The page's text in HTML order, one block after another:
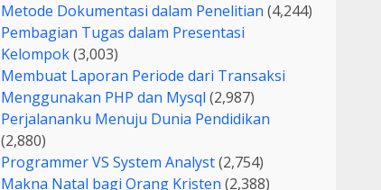
Metode Dokumentasi dalam Penelitian (4,244)
Pembagian Tugas dalam Presentasi
Kelompok(3,003)
Membuat Laporan Periode dari Transaksi
Menggunakan PHP dan Mysql (2,987)
Perjalananku Menuju Dunia Pendidikan
(2,880)
Programmer VS System Analyst(2,754)
Makna Natal bagi Orang Kristen (2,388)